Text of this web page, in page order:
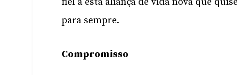
para sempre.
Compromisso